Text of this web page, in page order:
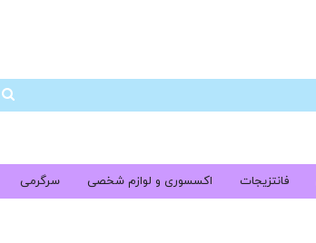
فانتزیجات اکسسوری و لوازم شخصی سرگرمی